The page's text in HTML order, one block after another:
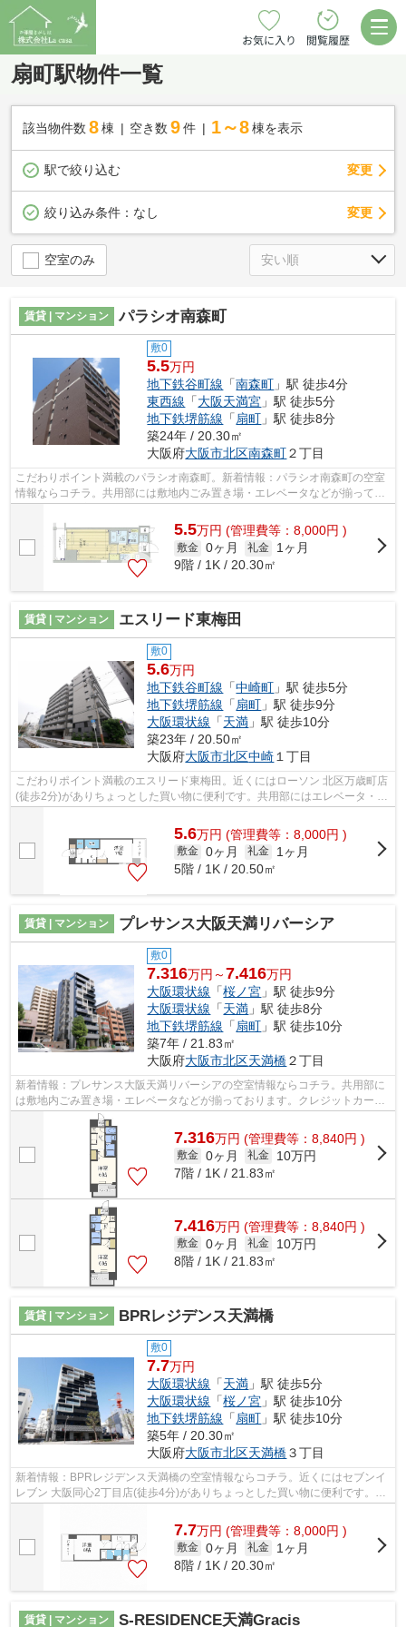
お気に入り 閲覧履歴
扇町駅物件一覧
該当物件数 8棟 空き数 9 件 1～8 棟を表示
駅で絞り込む 変更
絞り込み条件： なし 変更
空室のみ
賃貸 | マンション パラシオ南森町
敷0
5.5万円
地下鉄谷町線 「南森町 」駅 徒歩4分
東西線 「大阪天満宮 」駅 徒歩5分
地下鉄堺筋線 「 扇町 」駅 徒歩8分
築24年 / 20.30㎡
大阪府大阪市北区南森町２丁目
こだわりポイント満載のパラシオ南森町。新着情報：パラシオ南森町の空室
情報ならコチラ。共用部には敷地内ごみ置き場・エレベータなどが揃ってお
り、とても充実しています。徒歩4分で...
5.5万円 (管理費等：8,000円 )
敷金 0ヶ月 礼金
1ヶ月
9階 / 1K / 20.30㎡
賃貸 | マンション エスリード東梅田
敷0
5.6万円
地下鉄谷町線 「中崎町 」駅 徒歩5分
地下鉄堺筋線 「扇町 」駅 徒歩9分
大阪環状線 「天満 」駅 徒歩10分
築23年 / 20.50㎡
大阪府大阪市北区中崎１丁目
こだわりポイント満載のエスリード東梅田。近くにはローソン 北区万歳町店
(徒歩2分)がありちょっとした買い物に便利です。共用部にはエレベータ・敷
5.6万円 (管理費等：8,000円 )
敷金 0ヶ月 礼金
1ヶ月
5階 / 1K / 20.50㎡
賃貸 | マンション プレサンス大阪天満リバーシア
敷0
7.316万円～7.416万円
大阪環状線 「桜ノ宮 」駅 徒歩9分
大阪環状線 「天満 」駅 徒歩8分
地下鉄堺筋線 「 扇町 」駅 徒歩10分
築7年 / 21.83㎡
大阪府大阪市北区天満橋２丁目
新着情報：プレサンス大阪天満リバーシアの空室情報ならコチラ。共用部に
は敷地内ごみ置き場・エレベータなどが揃っております。クレジットカード
で初期費用をお支払いいただける物件...
7.316万円 (管理費等：8,840円 )
敷金 0ヶ月 礼金
10万円
7階 / 1K / 21.83㎡
7.416万円 (管理費等：8,840円 )
敷金 0ヶ月 礼金
10万円
8階 / 1K / 21.83㎡
賃貸 | マンション BPRレジデンス天満橋
敷0
7.7万円
大阪環状線 「天満 」駅 徒歩5分
大阪環状線 「桜ノ宮 」駅 徒歩10分
地下鉄堺筋線 「 扇町 」駅 徒歩10分
築5年 / 20.30㎡
大阪府大阪市北区天満橋３丁目
新着情報：BPRレジデンス天満橋の空室情報ならコチラ。近くにはセブンイ
レブン 大阪同心2丁目店(徒歩4分)がありちょっとした買い物に便利です。共
7.7万円 (管理費等：8,000円 )
敷金 0ヶ月 礼金
1ヶ月
8階 / 1K / 20.30㎡
賃貸 | マンション S-RESIDENCE天満Gracis